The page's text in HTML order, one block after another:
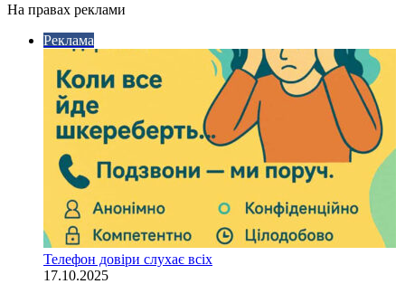
На правах реклами
Реклама
Телефон довіри слухає всіх
17.10.2025